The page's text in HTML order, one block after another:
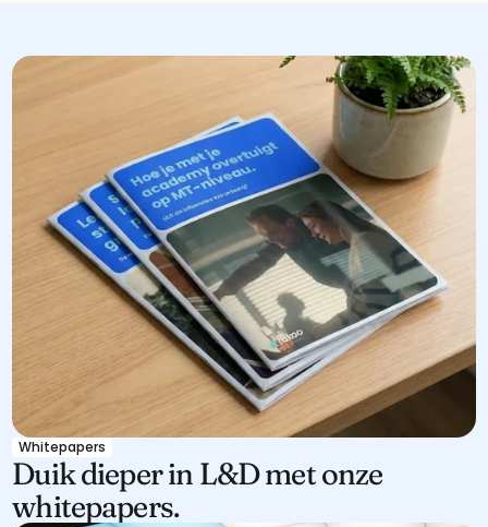
Whitepapers
Duik dieper in L&D met onze
whitepapers.